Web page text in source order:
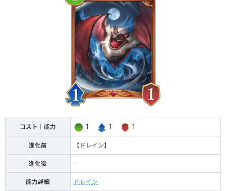
コスト｜能力 1 1 1
進化前 【ドレイン】
進化後 -
能力詳細 ドレイン